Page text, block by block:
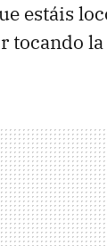
estáis
tocando